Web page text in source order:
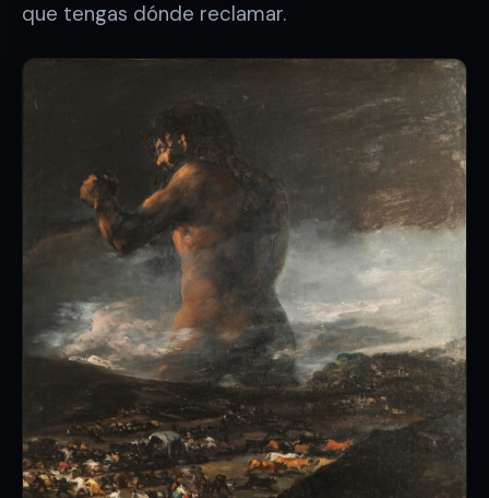
que tengas dónde reclamar.